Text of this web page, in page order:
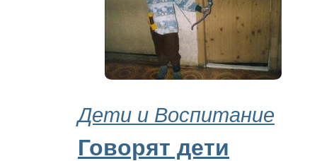
Дети и Воспитание
Говорят дети